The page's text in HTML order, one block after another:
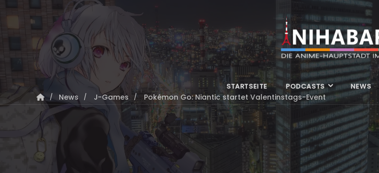
STARTSEITE PODCASTS NEWS
News J-Games Pokémon Go: Niantic startet Valentinstags-Event